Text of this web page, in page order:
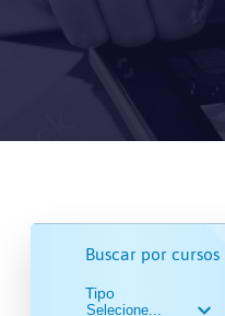
Buscar por cursos
Tipo